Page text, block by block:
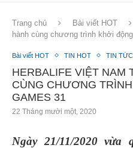
Trang chủ Bài viết HOT
hành cùng chương trình khởi
Bài viết HOT TIN HOT TIN TỨC
HERBALIFE VIỆT NAM
CÙNG CHƯƠNG
GAMES 31
22 Tháng mười một, 2020
Ngày 21/11/2020 vừa